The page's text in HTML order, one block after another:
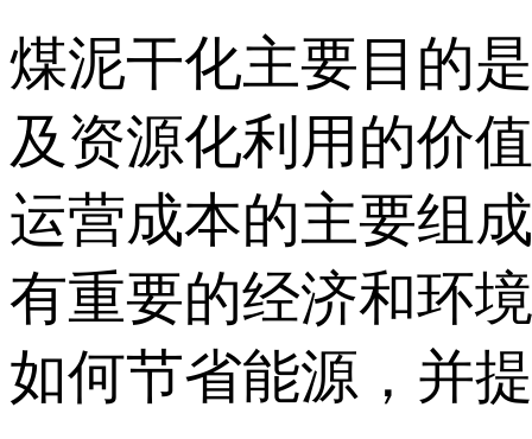
煤泥干化主要目的
及资源化利用的价
运营成本的主要组
有重要的经济和环
如何节省能源，并